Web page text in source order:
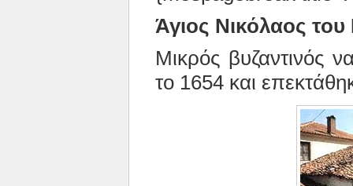
Άγιος Νικόλαος του
Μικρός βυζαντινός
το 1654 και